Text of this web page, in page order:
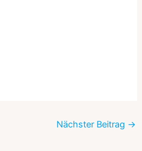
Nächster Beitrag →